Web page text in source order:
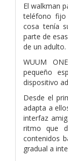
El walkman
teléfono
cosa tenía
parte de
de un adulto.
WUUM
pequeño
dispositivo
Desde el
adapta a
interfaz
ritmo que
contenidos
gradual a